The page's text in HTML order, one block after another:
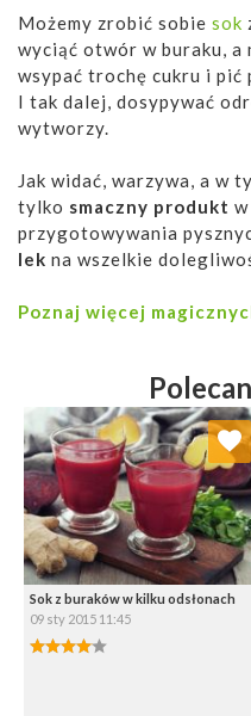
Możemy zrobić sobie sok
wyciąć otwór w buraku,
wsypać trochę cukru i pić
I tak dalej, dosypywać
wytworzy.
Jak widać, warzywa, a w
tylko smaczny produkt
przygotowywania
lek na wszelkie
Poznaj więcej
Sok z buraków w kilku odsłonach
09 sty 2015 11:45
4.00/5
Dodaj do
Wybierz listę: